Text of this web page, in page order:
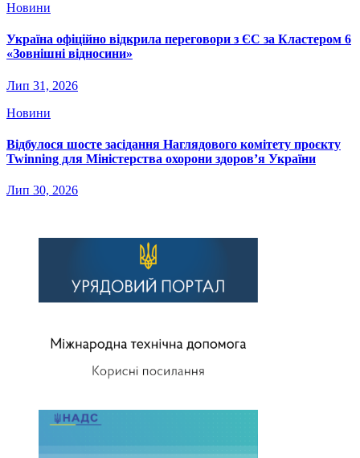
Новини
Україна офіційно відкрила переговори з ЄС за Кластером 6
«Зовнішні відносини»
Лип 31, 2026
Новини
Відбулося шосте засідання Наглядового комітету проєкту
Twinning для Міністерства охорони здоров’я України
Лип 30, 2026